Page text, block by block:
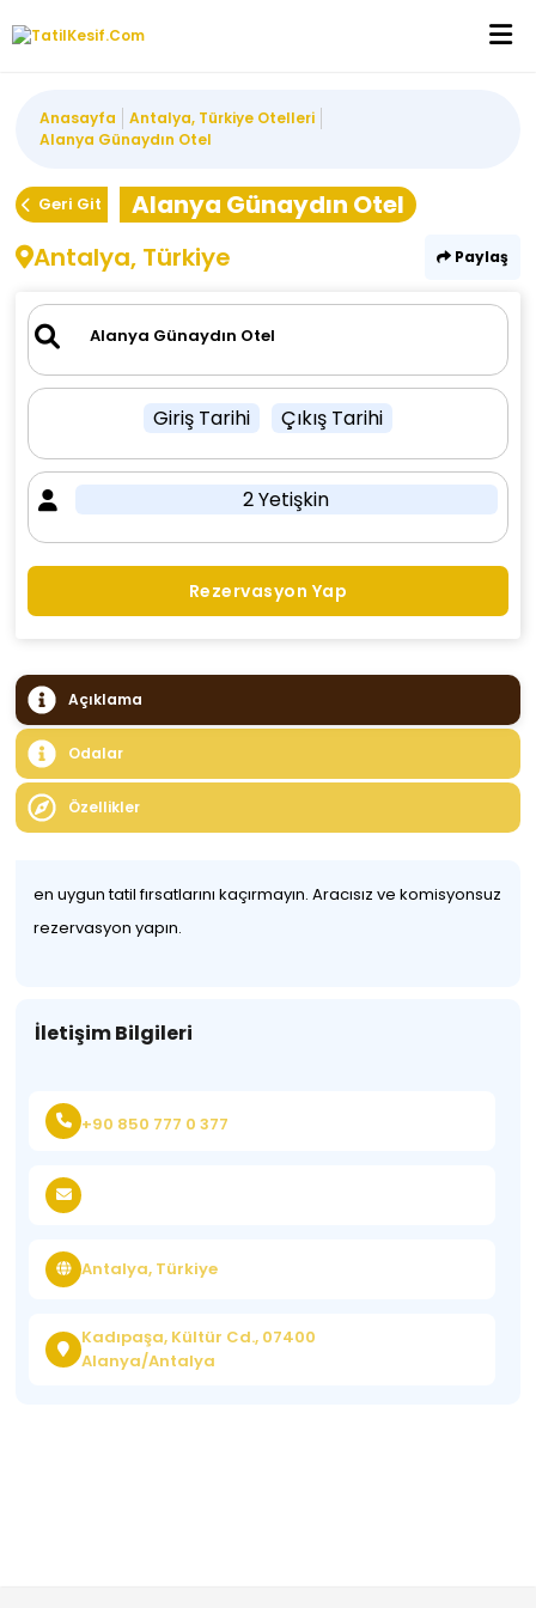
Anasayfa
Antalya, Türkiye Otelleri
Alanya Günaydın Otel
Geri Git
Alanya Günaydın Otel
Antalya, Türkiye
Paylaş
Giriş Tarihi Çıkış Tarihi
2 Yetişkin
Rezervasyon Yap
Açıklama
Odalar
Özellikler
en uygun tatil fırsatlarını kaçırmayın. Aracısız ve komisyonsuz
rezervasyon yapın.
İletişim Bilgileri
+90 850 777 0 377
Antalya, Türkiye
Kadıpaşa, Kültür Cd., 07400
Alanya/Antalya